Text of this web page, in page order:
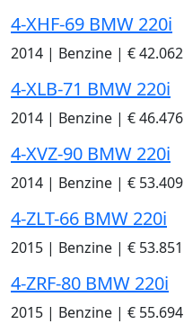
4-XHF-69 BMW 220i
2014 | Benzine | € 42.062
4-XLB-71 BMW 220i
2014 | Benzine | € 46.476
4-XVZ-90 BMW 220i
2014 | Benzine | € 53.409
4-ZLT-66 BMW 220i
2015 | Benzine | € 53.851
4-ZRF-80 BMW 220i
2015 | Benzine | € 55.694